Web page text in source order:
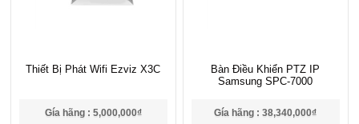
Thiết Bị Phát Wifi Ezviz X3C
Gía hãng : 5,000,000₫
Bàn Điều Khiển PTZ IP
Samsung SPC-7000
Gía hãng : 38,340,000₫